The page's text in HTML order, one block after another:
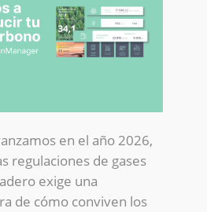
en el año 2026,
regulaciones de gases
exige una
de cómo conviven los